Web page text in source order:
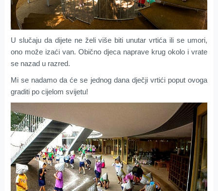
U slučaju da dijete ne želi više biti unutar vrtića ili se umori,
ono može izaći van. Obično djeca naprave krug okolo i vrate
se nazad u razred.
Mi se nadamo da će se jednog dana dječji vrtići poput ovoga
graditi po cijelom svijetu!